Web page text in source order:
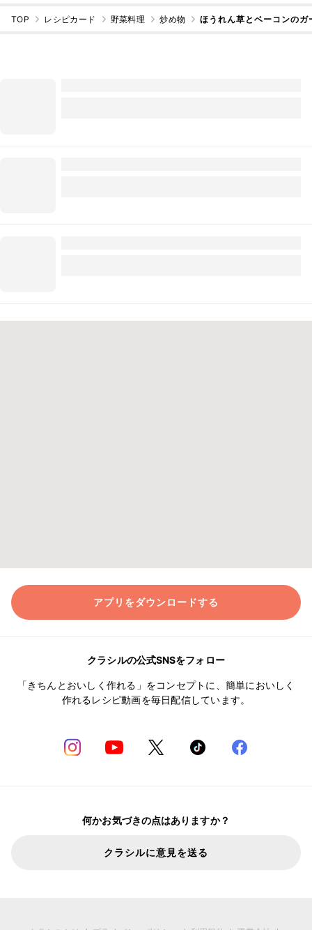
TOP レシピカード 野菜料理 炒め物 ほうれん草とベーコンの
アプリをダウンロードする
クラシルの公式SNSをフォロー
「きちんとおいしく作れる」をコンセプトに、簡単においしく
作れるレシピ動画を毎日配信しています。
何かお気づきの点はありますか？
クラシルに意見を送る